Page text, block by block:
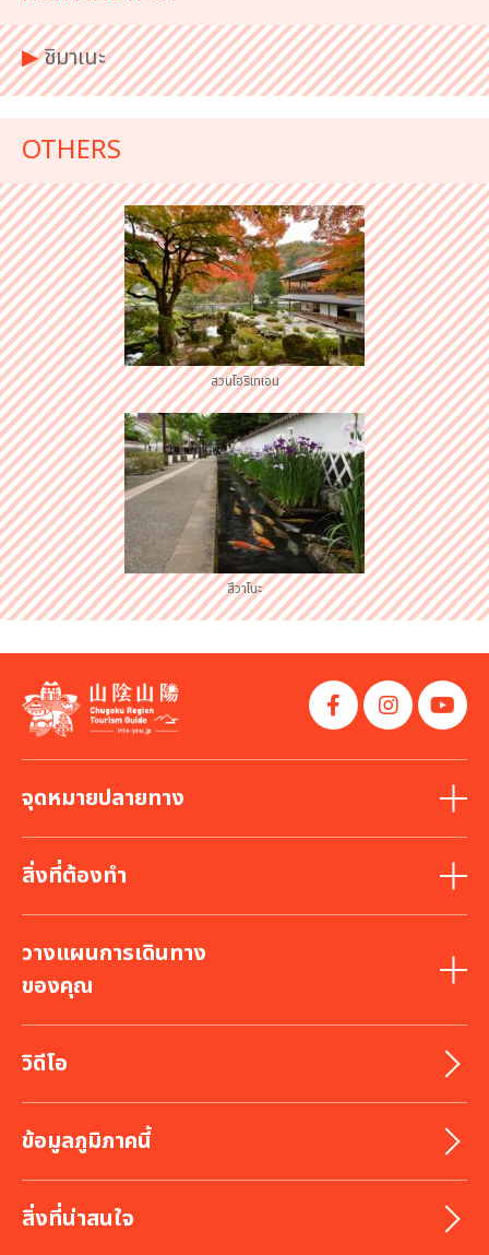
▶︎ชิมาเนะ
OTHERS
สวนโฮริเทเอน
สึวาโนะ
จุดหมายปลายทาง
สิ่งที่ต้องทำ
วางแผนการเดินทาง
ของคุณ
วิดีโอ
ข้อมูลภูมิภาคนี้
สิ่งที่น่าสนใจ